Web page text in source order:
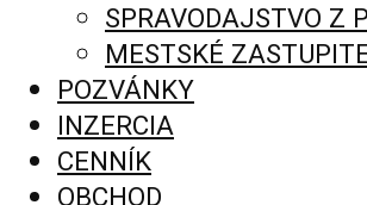
SPRAVODAJSTVO Z
MESTSKÉ
POZVÁNKY
INZERCIA
CENNÍK
OBCHOD